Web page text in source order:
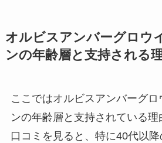
オルビスアンバーグロウ
ンの年齢層と支持される
ここではオルビスアンバーグロ
ンの年齢層と支持されている理
口コミを見ると、特に40代以